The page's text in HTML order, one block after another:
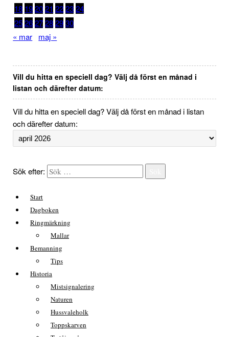
18 19 20 21 22 23 24
25 26 27 28 29 30
« mar
maj »
Vill du hitta en speciell dag? Välj då först en månad i
listan och därefter datum:
Vill du hitta en speciell dag? Välj då först en månad i listan
och därefter datum:
Sök efter:
Start
Dagboken
Ringmärkning
Mallar
Bemanning
Tips
Historia
Mistsignalering
Naturen
Hussvaleholk
Toppskarven